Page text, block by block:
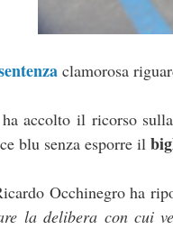
clamorosa
accolto il ricorso
blu senza esporre il
Occhinegro ha
la delibera con cui